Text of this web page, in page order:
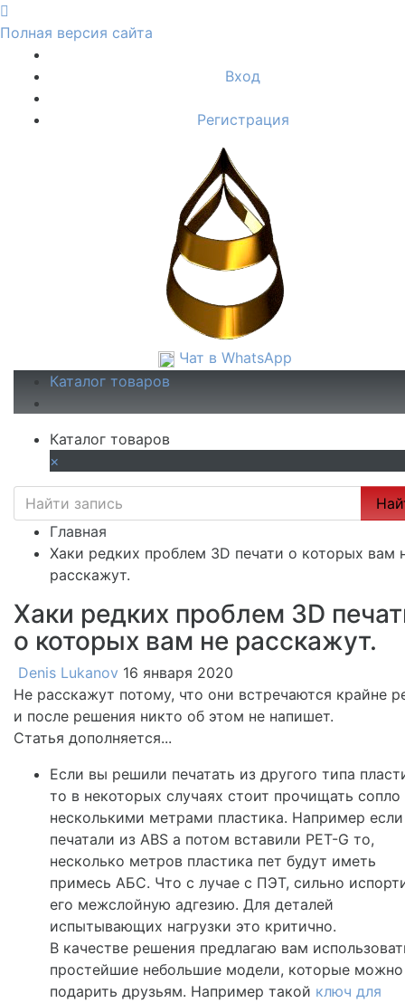
Полная версия сайта
Вход
Регистрация
Чат в WhatsApp
Каталог товаров
Каталог товаров
×
Главная
Хаки редких проблем 3D печати о которых вам
расскажут.
Хаки редких проблем 3D
о которых вам не расскажут.
Denis Lukanov 16 января 2020
Не расскажут потому, что они встречаются крайне
и после решения никто об этом не напишет.
Статья дополняется...
Если вы решили печатать из другого типа
то в некоторых случаях стоит прочищать сопло
несколькими метрами пластика. Например
печатали из ABS а потом вставили PET-G то,
несколько метров пластика пет будут иметь
примесь АБС. Что с лучае с ПЭТ, сильно
его межслойную адгезию. Для деталей
испытывающих нагрузки это критично.
В качестве решения предлагаю вам
простейшие небольшие модели, которые можно
подарить друзьям. Например такой ключ для